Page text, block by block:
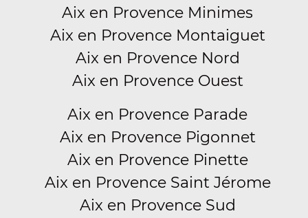
Aix en Provence Minimes
Aix en Provence Montaiguet
Aix en Provence Nord
Aix en Provence Ouest
Aix en Provence Parade
Aix en Provence Pigonnet
Aix en Provence Pinette
Aix en Provence Saint Jérome
Aix en Provence Sud